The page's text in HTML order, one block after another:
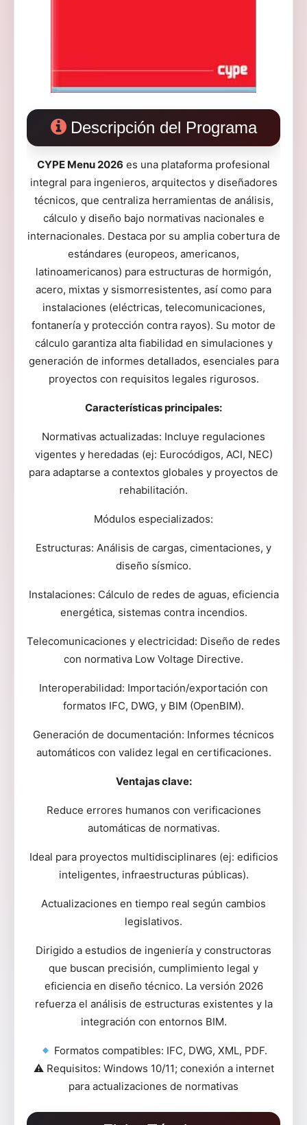
Descripción del Programa
CYPE Menu 2026 es una plataforma profesional
integral para ingenieros, arquitectos y diseñadores
técnicos, que centraliza herramientas de análisis,
cálculo y diseño bajo normativas nacionales e
internacionales. Destaca por su amplia cobertura de
estándares (europeos, americanos,
latinoamericanos) para estructuras de hormigón,
acero, mixtas y sismorresistentes, así como para
instalaciones (eléctricas, telecomunicaciones,
fontanería y protección contra rayos). Su motor de
cálculo garantiza alta fiabilidad en simulaciones y
generación de informes detallados, esenciales para
proyectos con requisitos legales rigurosos.
Características principales:
Normativas actualizadas: Incluye regulaciones
vigentes y heredadas (ej: Eurocódigos, ACI, NEC)
para adaptarse a contextos globales y proyectos de
rehabilitación.
Módulos especializados:
Estructuras: Análisis de cargas, cimentaciones, y
diseño sísmico.
Instalaciones: Cálculo de redes de aguas, eficiencia
energética, sistemas contra incendios.
Telecomunicaciones y electricidad: Diseño de redes
con normativa Low Voltage Directive.
Interoperabilidad: Importación/exportación con
formatos IFC, DWG, y BIM (OpenBIM).
Generación de documentación: Informes técnicos
automáticos con validez legal en certificaciones.
Ventajas clave:
Reduce errores humanos con verificaciones
automáticas de normativas.
Ideal para proyectos multidisciplinares (ej: edificios
inteligentes, infraestructuras públicas).
Actualizaciones en tiempo real según cambios
legislativos.
Dirigido a estudios de ingeniería y constructoras
que buscan precisión, cumplimiento legal y
eficiencia en diseño técnico. La versión 2026
refuerza el análisis de estructuras existentes y la
integración con entornos BIM.
Formatos compatibles: IFC, DWG, XML, PDF.
⚠ Requisitos: Windows 10/11; conexión a internet
para actualizaciones de normativas